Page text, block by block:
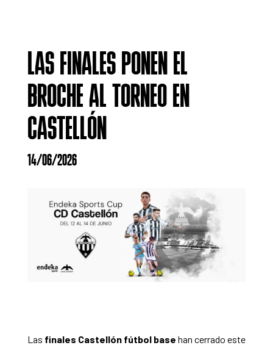
LAS FINALES PONEN EL
BROCHE AL TORNEO EN
CASTELLÓN
14/06/2026
Las finales Castellón fútbol base han cerrado este